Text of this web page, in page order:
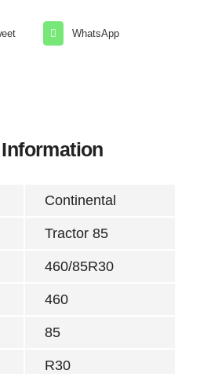
WhatsApp
Continental
Tractor 85
460/85R30
460
85
R30